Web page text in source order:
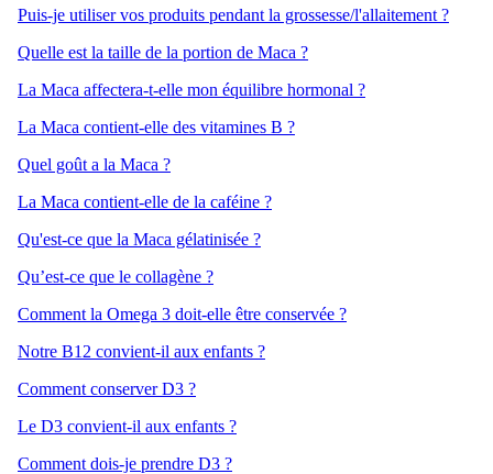
Puis-je utiliser vos produits pendant la grossesse/l'allaitement ?
Quelle est la taille de la portion de Maca ?
La Maca affectera-t-elle mon équilibre hormonal ?
La Maca contient-elle des vitamines B ?
Quel goût a la Maca ?
La Maca contient-elle de la caféine ?
Qu'est-ce que la Maca gélatinisée ?
Qu’est-ce que le collagène ?
Comment la Omega 3 doit-elle être conservée ?
Notre B12 convient-il aux enfants ?
Comment conserver D3 ?
Le D3 convient-il aux enfants ?
Comment dois-je prendre D3 ?